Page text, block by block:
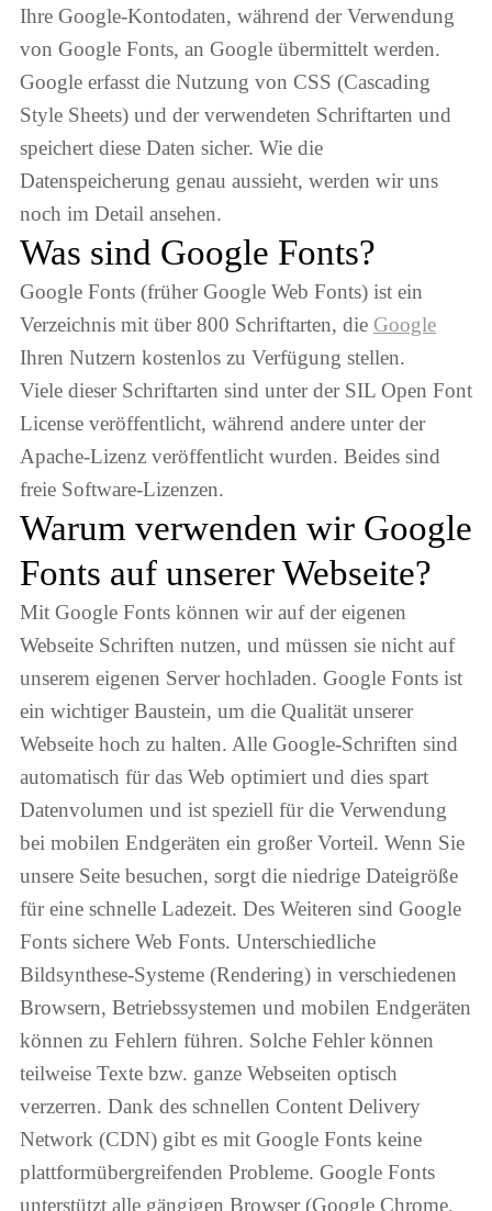
Ihre Google-Kontodaten, während der Verwendung
von Google Fonts, an Google übermittelt werden.
Google erfasst die Nutzung von CSS (Cascading
Style Sheets) und der verwendeten Schriftarten und
speichert diese Daten sicher. Wie die
Datenspeicherung genau aussieht, werden wir uns
noch im Detail ansehen.
Was sind Google Fonts?
Google Fonts (früher Google Web Fonts) ist ein
Verzeichnis mit über 800 Schriftarten, die Google
Ihren Nutzern kostenlos zu Verfügung stellen.
Viele dieser Schriftarten sind unter der SIL Open Font
License veröffentlicht, während andere unter der
Apache-Lizenz veröffentlicht wurden. Beides sind
freie Software-Lizenzen.
Warum verwenden wir Google
Fonts auf unserer Webseite?
Mit Google Fonts können wir auf der eigenen
Webseite Schriften nutzen, und müssen sie nicht auf
unserem eigenen Server hochladen. Google Fonts ist
ein wichtiger Baustein, um die Qualität unserer
Webseite hoch zu halten. Alle Google-Schriften sind
automatisch für das Web optimiert und dies spart
Datenvolumen und ist speziell für die Verwendung
bei mobilen Endgeräten ein großer Vorteil. Wenn Sie
unsere Seite besuchen, sorgt die niedrige Dateigröße
für eine schnelle Ladezeit. Des Weiteren sind Google
Fonts sichere Web Fonts. Unterschiedliche
Bildsynthese-Systeme (Rendering) in verschiedenen
Browsern, Betriebssystemen und mobilen Endgeräten
können zu Fehlern führen. Solche Fehler können
teilweise Texte bzw. ganze Webseiten optisch
verzerren. Dank des schnellen Content Delivery
Network (CDN) gibt es mit Google Fonts keine
plattformübergreifenden Probleme. Google Fonts
unterstützt alle gängigen Browser (Google Chrome,